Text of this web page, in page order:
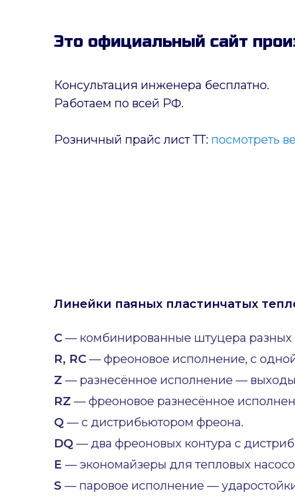
Консультация инженера бесплатно.
Работаем по всей РФ.
Розничный прайс лист ТТ: посмотреть
Это официальный сайт
Линейки паяных пластинчатых
C — комбинированные штуцера разных
R, RC — фреоновое исполнение, с
Z — разнесённое исполнение —
RZ — фреоновое разнесённое
Q — с дистрибьютором фреона.
DQ — два фреоновых контура с
E — экономайзеры для тепловых
S — паровое исполнение —